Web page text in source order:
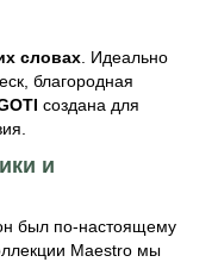
словах . Идеально
благородная
создана для
и
был по-настоящему
Maestro мы